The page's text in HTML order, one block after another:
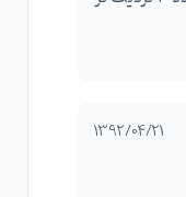
1392/04/21